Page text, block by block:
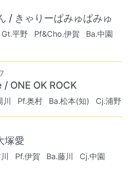
/ きゃりーぱみゅぱみゅ
Gt.平野 Pf&Cho.伊賀
Ba.中園
ONE OK ROCK
川 Pf.奥村 Ba.松本(知) Cj.浦野
塚愛
Pf.伊賀 Ba.藤川 Cj.中園